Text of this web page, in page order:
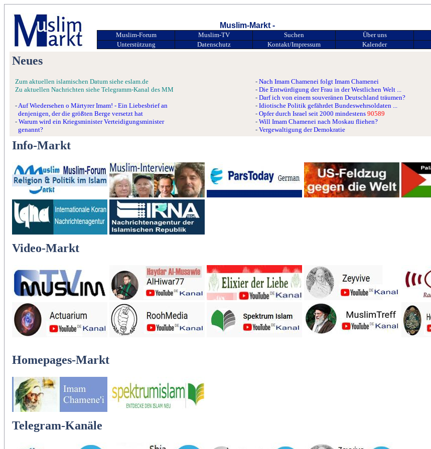
Muslim-Markt -
Muslim-Forum Muslim-TV Suchen Über uns
Unterstützung
Datenschutz Kontakt/Impressum Kalender
Neues
Zum aktuellen islamischen Datum siehe eslam.de
Zu aktuellen Nachrichten siehe Telegramm-Kanal des MM
- Auf Wiedersehen o Märtyrer Imam! - Ein Liebesbrief an
denjenigen, der die größten Berge versetzt hat
- Warum wird ein Kriegsminister Verteidigungsminister
genannt?
- Nach Imam Chamenei folgt Imam Chamenei
- Die Entwürdigung der Frau in der Westlichen Welt ...
- Darf ich von einem souveränen Deutschland träumen?
- Idiotische Politik gefährdet Bundeswehrsoldaten ...
- Opfer durch Israel seit 2000 mindestens 90589
- Will Imam Chamenei nach Moskau fliehen?
- Vergewaltigung der Demokratie
Info-Markt
Video-Markt
Homepages-Markt
Telegram-Kanäle